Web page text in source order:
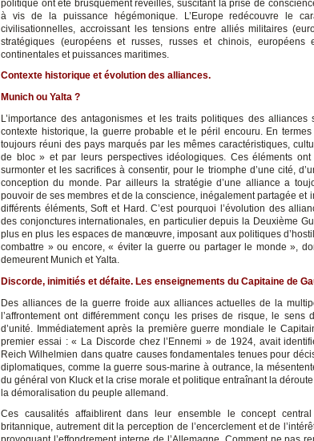
politique ont été brusquement réveillés, suscitant la prise de
à vis de la puissance hégémonique. L’Europe redécouvre le
civilisationnelles, accroissant les tensions entre alliés militaires
stratégiques (européens et russes, russes et chinois, européens
continentales et puissances maritimes.
Contexte historique et évolution des alliances.
Munich ou Yalta ?
L’importance des antagonismes et les traits politiques des
contexte historique, la guerre probable et le péril encouru. En
toujours réuni des pays marqués par les mêmes caractéristiques,
de bloc » et par leurs perspectives idéologiques. Ces éléments
surmonter et les sacrifices à consentir, pour le triomphe d’une cité,
conception du monde. Par ailleurs la stratégie d’une alliance a
pouvoir de ses membres et de la conscience, inégalement partagée et
différents éléments, Soft et Hard. C’est pourquoi l’évolution des
des conjonctures internationales, en particulier depuis la Deuxième
plus en plus les espaces de manœuvre, imposant aux politiques
combattre » ou encore, « éviter la guerre ou partager le monde »,
demeurent Munich et Yalta.
Discorde, inimitiés et défaite. Les enseignements du Capitaine de
Des alliances de la guerre froide aux alliances actuelles de la
l’affrontement ont différemment conçu les prises de risque, le sens
d’unité. Immédiatement après la première guerre mondiale le
premier essai : « La Discorde chez l’Ennemi » de 1924, avait
Reich Wilhelmien dans quatre causes fondamentales tenues pour
diplomatiques, comme la guerre sous-marine à outrance, la
du général von Kluck et la crise morale et politique entraînant la
la démoralisation du peuple allemand.
Ces causalités affaiblirent dans leur ensemble le concept
britannique, autrement dit la perception de l’encerclement et de